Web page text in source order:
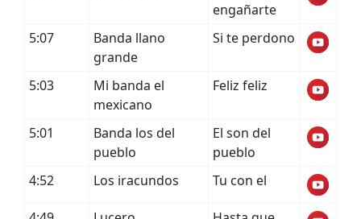
engañarte
5:07
Banda llano
grande
Si te perdono
5:03
Mi banda el
mexicano
Feliz feliz
5:01
Banda los del
pueblo
El son del
pueblo
4:52
Los iracundos Tu con el